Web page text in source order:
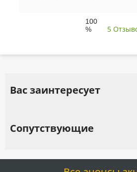
100
%
5
Вас заинтересует
Сопутствующие